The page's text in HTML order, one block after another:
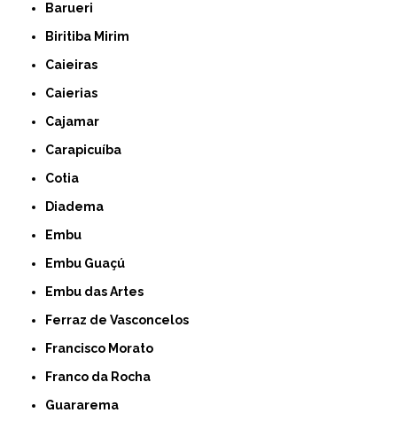
Barueri
Biritiba Mirim
Caieiras
Caierias
Cajamar
Carapicuíba
Cotia
Diadema
Embu
Embu Guaçú
Embu das Artes
Ferraz de Vasconcelos
Francisco Morato
Franco da Rocha
Guararema